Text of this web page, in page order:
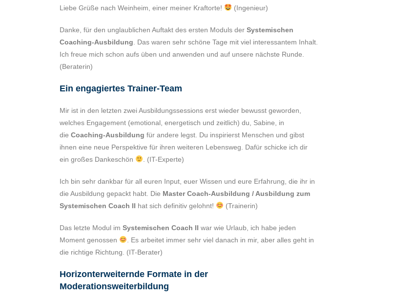
Liebe Grüße nach Weinheim, einer meiner Kraftorte!
(Ingenieur)
Danke, für den unglaublichen Auftakt des ersten Moduls der Systemischen
Coaching-Ausbildung . Das waren sehr schöne Tage mit viel interessantem Inhalt.
Ich freue mich schon aufs üben und anwenden und auf unsere nächste Runde.
(Beraterin)
Ein engagiertes Trainer-Team
Mir ist in den letzten zwei Ausbildungssessions erst wieder bewusst geworden,
welches Engagement (emotional, energetisch und zeitlich) du, Sabine, in
die Coaching-Ausbildung für andere legst. Du inspirierst Menschen und gibst
ihnen eine neue Perspektive für ihren weiteren Lebensweg. Dafür schicke ich dir
ein großes Dankeschön
. (IT-Experte)
Ich bin sehr dankbar für all euren Input, euer Wissen und eure Erfahrung, die ihr in
die Ausbildung gepackt habt. Die Master Coach-Ausbildung / Ausbildung zum
Systemischen Coach II hat sich definitiv gelohnt! (Trainerin)
Das letzte Modul im Systemischen Coach II war wie Urlaub, ich habe jeden
Moment genossen
. Es arbeitet immer sehr viel danach in mir, aber alles geht in
die richtige Richtung. (IT-Berater)
Horizonterweiternde Formate in der
Moderationsweiterbildung